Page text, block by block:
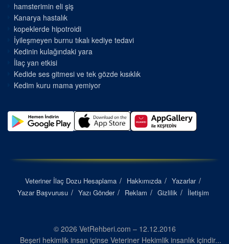
hamsterimin eli şiş
Kanarya hastalık
kopeklerde hipotroidi
İyileşmeyen burnu tıkalı kediye tedavi
Kedinin kulağındaki yara
İlaç yan etkisi
Kedide ses gitmesi ve tek gözde kısıklık
Kedim kuru mama yemiyor
Veteriner İlaç Dozu Hesaplama Hakkımızda
Yazarlar
Yazar Başvurusu
Yazı Gönder Reklam Gizlilik İletişim
© 2026 VetRehberi.com – 12.12.2016
Beşeri hekimlik insan içinse Veteriner Hekimlik insanlık içindir...